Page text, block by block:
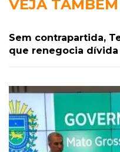
VEJA TAMBÉM
Sem contrapartida,
que renegocia